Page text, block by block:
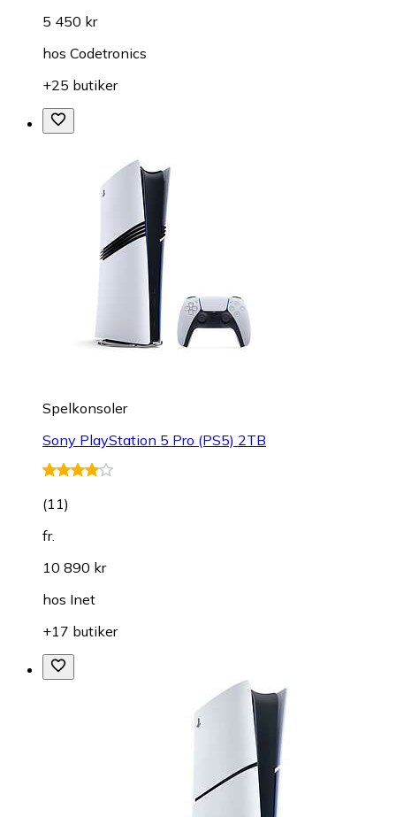
5 450 kr
hos Codetronics
+25 butiker
Spelkonsoler
Sony PlayStation 5 Pro (PS5) 2TB
(11)
fr.
10 890 kr
hos Inet
+17 butiker